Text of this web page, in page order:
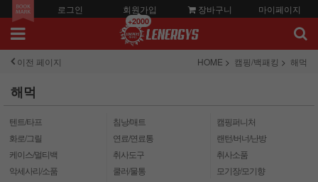
로그인 회원가입
+2000
장바구니 마이페이지
이전 페이지 HOME 캠핑/백패킹 해먹
해먹
텐트/타프 침낭/매트
캠핑퍼니처
화로/그릴
연료/연료통
랜턴/버너/난방
케이스/멀티백
취사도구
취사소품
악세사리/소품
쿨러/물통
모기장/모기향